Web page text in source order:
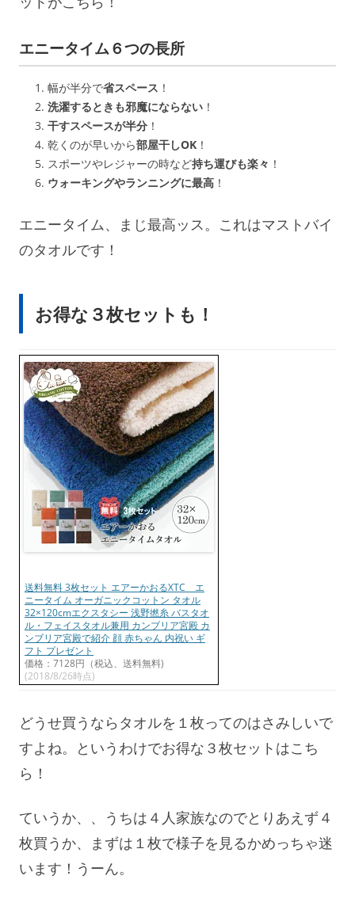
エニータイム６つの長所
幅が半分で省スペース ！
洗濯するときも邪魔にならない ！
干すスペースが半分 ！
乾くのが早いから部屋干しOK ！
スポーツやレジャーの時など持ち運びも楽々 ！
ウォーキングやランニングに最高 ！
エニータイム、まじ最高ッス。これはマストバイ
のタオルです！
お得な３枚セットも！
送料無料 3枚セット エアーかおるXTC エ
ニータイム オーガニックコットン タオル
32×120cmエクスタシー 浅野撚糸 バスタオ
ル・フェイスタオル兼用 カンブリア宮殿 カ
ンブリア宮殿で紹介 顔 赤ちゃん 内祝い ギ
フト プレゼント
価格：7128円（税込、送料無料)
(2018/8/26時点)
どうせ買うならタオルを１枚ってのはさみしいで
すよね。というわけでお得な３枚セットはこち
ら！
ていうか、、うちは４人家族なのでとりあえず４
枚買うか、まずは１枚で様子を見るかめっちゃ迷
います！うーん。